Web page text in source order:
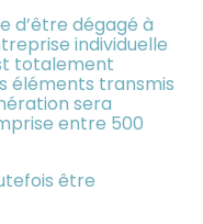
d’être dégagé à
individuelle
totalement
éléments transmis
sera
entre 500
être